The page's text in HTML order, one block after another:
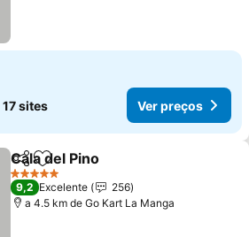
17 sites Ver preços
PartilharAdicionar aos favoritos
Cala del Pino
5 Estrelas
9,2 Excelente
256
a 4.5 km de Go Kart La Manga